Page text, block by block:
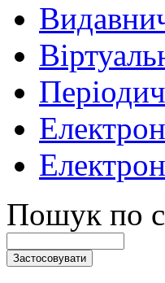
Пошук по